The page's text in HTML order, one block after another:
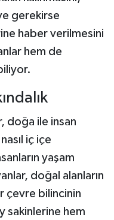
gerekirse
haber verilmesini
hem de
doğa ile insan
iç içe
yaşam
doğal alanların
çevre bilincinin
sakinlerine hem